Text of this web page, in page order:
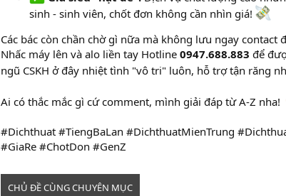
sinh - sinh viên, chốt đơn không cần nhìn giá!
Các bác còn chần chờ gì nữa mà không lưu ngay contact
Nhấc máy lên và alo liền tay Hotline 0947.688.883 để
ngũ CSKH ở đây nhiệt tình "vô tri" luôn, hỗ trợ tận răng
Ai có thắc mắc gì cứ comment, mình giải đáp từ A-Z nha!
#Dichthuat #TiengBaLan #DichthuatMienTrung
#GiaRe #ChotDon #GenZ
CHỦ ĐỀ CÙNG CHUYÊN MỤC